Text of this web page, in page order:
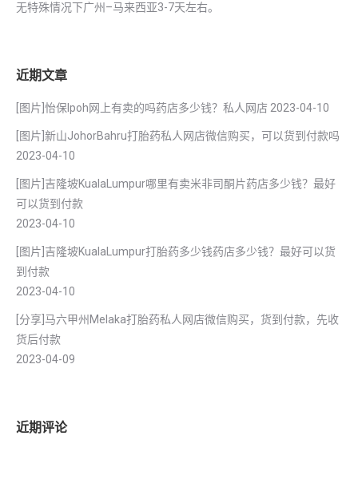
无特殊情况下广州–马来西亚3-7天左右。
近期文章
[图片]怡保lpoh网上有卖的吗药店多少钱？私人网店 2023-04-10
[图片]新山JohorBahru打胎药私人网店微信购买，可以货到付款吗
2023-04-10
[图片]吉隆坡KualaLumpur哪里有卖米非司酮片药店多少钱？最好
可以货到付款
2023-04-10
[图片]吉隆坡KualaLumpur打胎药多少钱药店多少钱？最好可以货
到付款
2023-04-10
[分享]马六甲州Melaka打胎药私人网店微信购买，货到付款，先收
货后付款
2023-04-09
近期评论